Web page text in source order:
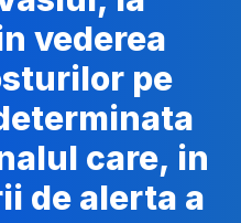
vederea
pe
care, in
de alerta a